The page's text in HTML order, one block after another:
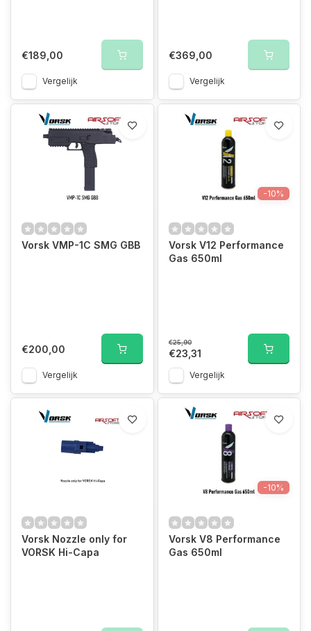
€189,00
Vergelijk
€369,00
Vergelijk
Vorsk VMP-1C SMG GBB
€200,00
Vergelijk
-10%
Vorsk V12 Performance
Gas 650ml
€25,90
€23,31
Vergelijk
Vorsk Nozzle only for
VORSK Hi-Capa
-10%
Vorsk V8 Performance
Gas 650ml